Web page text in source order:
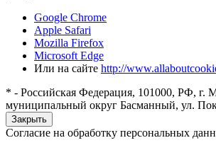
Google Chrome
Apple Safari
Mozilla Firefox
Microsoft Edge
Или на сайте http://
* - Российская Федерация, 101000, РФ, г.
муниципальный округ Басманный, ул.
Закрыть
Согласие на обработку персональных